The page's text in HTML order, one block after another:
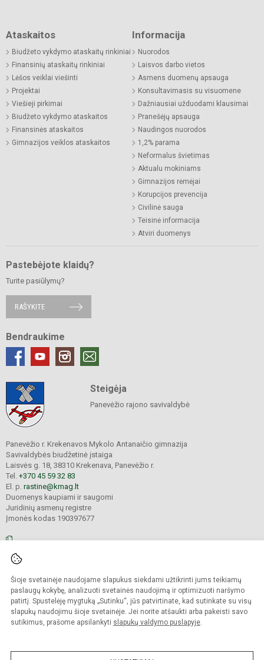
Šioje svetainėje naudojame slapukus siekdami užtikrinti jums teikiamų
paslaugų kokybę, analizuoti svetainės naudojimą ir optimizuoti naršymo
patirtį. Spustelėję mygtuką „Sutinku“, jūs patvirtinate, kad sutinkate su visų
slapukų naudojimu šioje svetainėje. Jei norite atšaukti arba pakeisti savo
sutikimus, prašome apsilankyti slapukų valdymo puslapyje.
Ataskaitos
Biudžeto vykdymo ataskaitų rinkiniai
Finansinių ataskaitų rinkiniai
Lėšos veiklai viešinti
Projektai
Viešieji pirkimai
Biudžeto vykdymo ataskaitos
Finansinės ataskaitos
Gimnazijos veiklos ataskaitos
Informacija
Nuorodos
Laisvos darbo vietos
Asmens duomenų apsauga
Konsultavimasis su visuomene
Dažniausiai užduodami klausimai
Pranešėjų apsauga
Naudingos nuorodos
1,2% parama
Neformalus švietimas
Aktualu mokiniams
Gimnazijos rėmėjai
Korupcijos prevencija
Civilinė sauga
Teisinė informacija
Atviri duomenys
Pastebėjote klaidų?
Turite pasiūlymų?
RAŠYKITE
Bendraukime
Steigėja
Panevėžio rajono savivaldybė
Panevėžio r. Krekenavos Mykolo Antanaičio gimnazija
Savivaldybės biudžetinė įstaiga
Laisvės g. 18, 38310 Krekenava, Panevėžio r.
Tel. +370 45 59 32 83
El. p. rastine@kmag.lt
Duomenys kaupiami ir saugomi
Juridinių asmenų registre
Įmonės kodas 190397677
saugomos.
Kopijuoti turinį be raštiško gimnazijos sutikimo griežtai draudžiama.
Prieinamumo paraiška Slapukų valdymas
Sumanus būdas atnaujinti